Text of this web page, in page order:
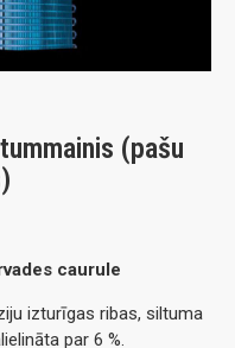
(pašu
caurule
izturīgas ribas, siltuma
par 6 %.